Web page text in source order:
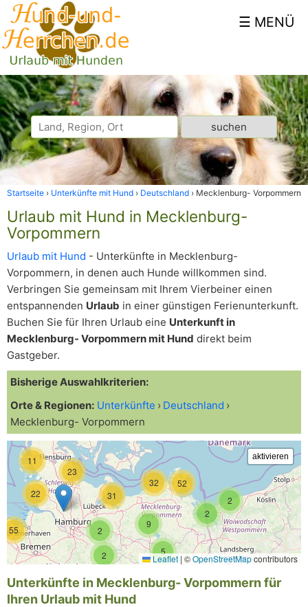
Startseite Unterkünfte mit Hund Deutschland Mecklenburg- Vorpommern
Urlaub mit Hund in Mecklenburg-
Vorpommern
Urlaub mit Hund - Unterkünfte in Mecklenburg-
Vorpommern, in denen auch Hunde willkommen sind.
Verbringen Sie gemeinsam mit Ihrem Vierbeiner einen
entspannenden Urlaub in einer günstigen Ferienunterkunft.
Buchen Sie für Ihren Urlaub eine Unterkunft in
Mecklenburg- Vorpommern mit Hund direkt beim
Gastgeber.
Bisherige Auswahlkriterien:
Orte & Regionen: Unterkünfte
Deutschland
Mecklenburg- Vorpommern
2
2
2
2 5
9
32
31
52
55
23
22
11
Leaflet | ©OpenStreetMapcontributors
Unterkünfte in Mecklenburg- Vorpommern für
Ihren Urlaub mit Hund